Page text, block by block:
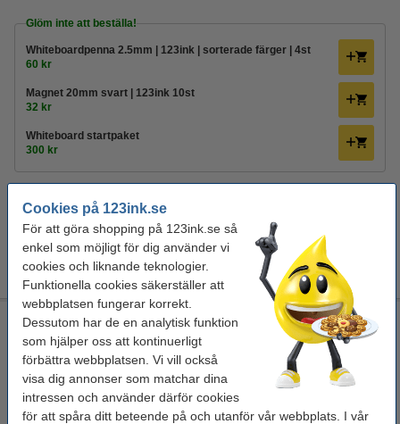
Cookies på 123ink.se
För att göra shopping på 123ink.se så
enkel som möjligt för dig använder vi
cookies och liknande teknologier.
Funktionella cookies säkerställer att
webbplatsen fungerar korrekt.
Dessutom har de en analytisk funktion
som hjälper oss att kontinuerligt
förbättra webbplatsen. Vi vill också
visa dig annonser som matchar dina
intressen och använder därför cookies
för att spåra ditt beteende på och utanför vår webbplats. I vår
Glöm inte att beställa!
Whiteboardpenna 2.5mm | 123ink | sorterade färger | 4st
60 kr
Magnet 20mm svart | 123ink 10st
32 kr
Whiteboard startpaket
300 kr
Whiteboardpennor
Whiteboardrengöring
Magneter
Magnetisk
Whiteboard 200 x 100cm magnetlackerat stål | Nobo
Impression Pro
Nobo magnetisk whiteboard
Impression Pro
200 x 100 cm (LxB)
Se specifikationerna och beskrivningen